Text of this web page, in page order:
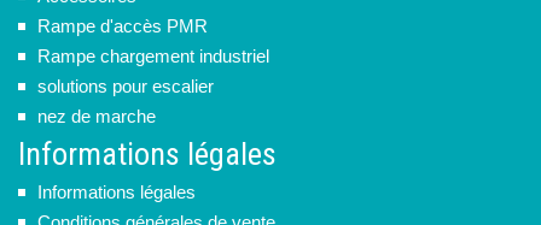
Rampe d'accès PMR
Rampe chargement industriel
solutions pour escalier
nez de marche
Informations légales
Informations légales